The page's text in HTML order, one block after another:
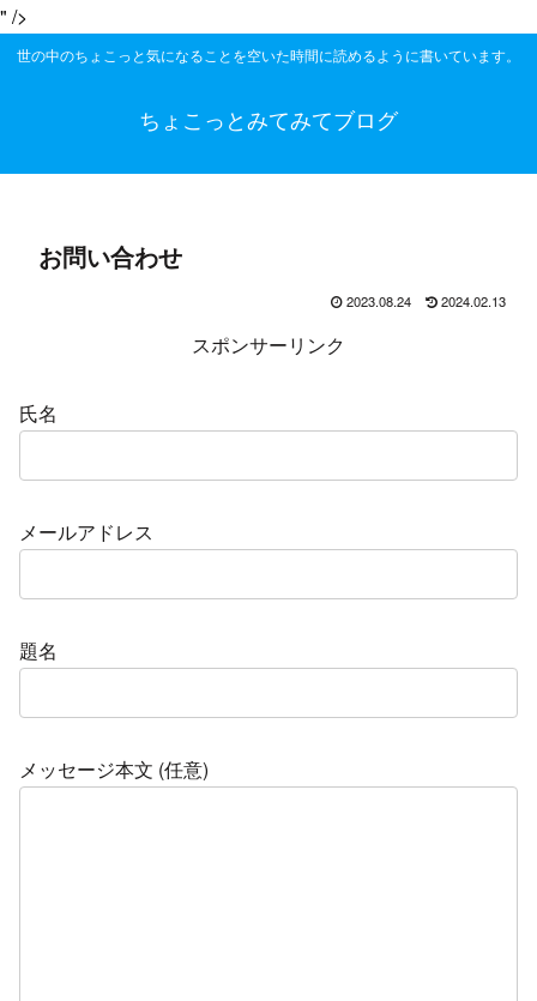
" />
世の中のちょこっと気になることを空いた時間に読めるように書いています。
ちょこっとみてみてブログ
お問い合わせ
2023.08.24 2024.02.13
スポンサーリンク
氏名
メールアドレス
題名
メッセージ本文 (任意)